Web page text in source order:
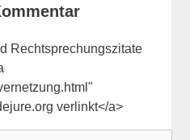
Rechtsprechungszitate
verlinkt</a>